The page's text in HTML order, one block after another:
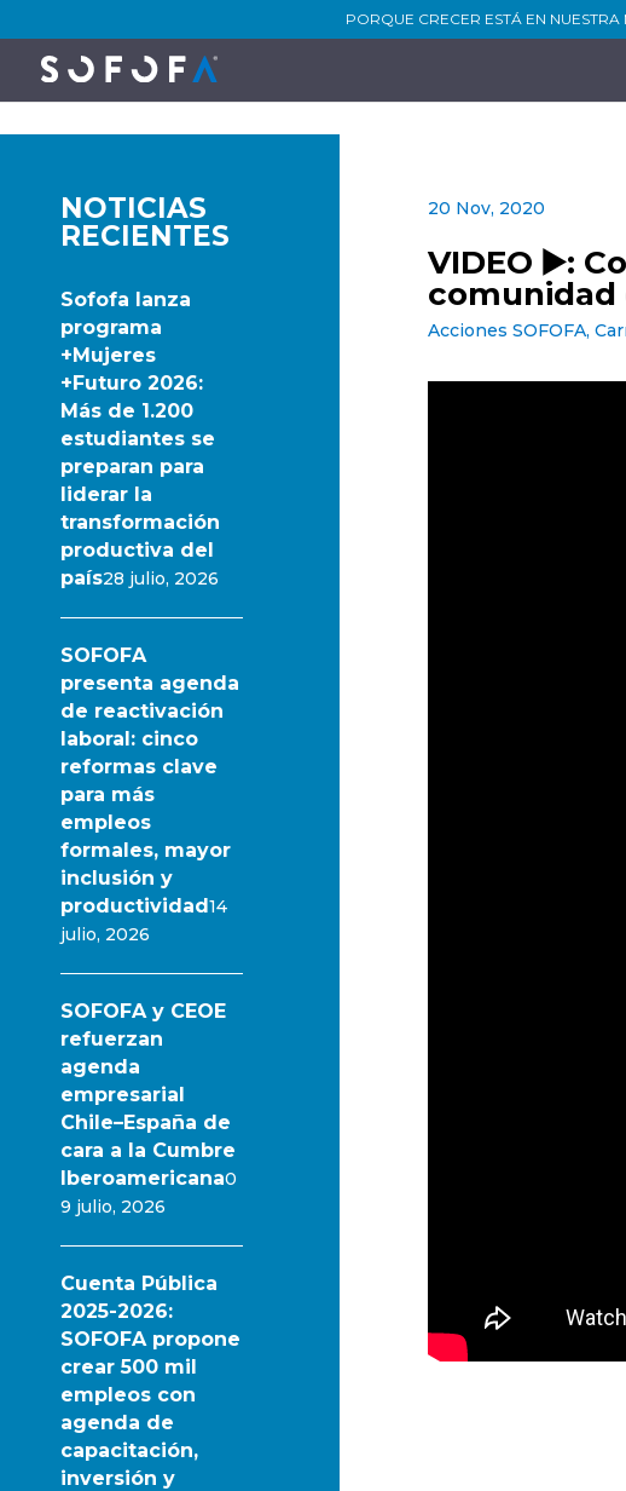
PORQUE CRECER ESTÁ EN
NOTICIAS
RECIENTES
Sofofa lanza
programa
+Mujeres
+Futuro 2026:
Más de 1.200
estudiantes se
preparan para
liderar la
transformación
productiva del
país28 julio, 2026
SOFOFA
presenta agenda
de reactivación
laboral: cinco
reformas clave
para más
empleos
formales, mayor
inclusión y
productividad14
julio, 2026
SOFOFA y CEOE
refuerzan
agenda
empresarial
Chile–España de
cara a la Cumbre
Iberoamericana0
9 julio, 2026
Cuenta Pública
2025-2026:
SOFOFA propone
crear 500 mil
empleos con
agenda de
capacitación,
inversión y
20 Nov, 2020
VIDEO ▶️:
comunidad
Acciones SOFOFA,